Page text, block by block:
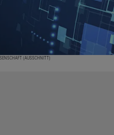
(AUSSCHNITT)